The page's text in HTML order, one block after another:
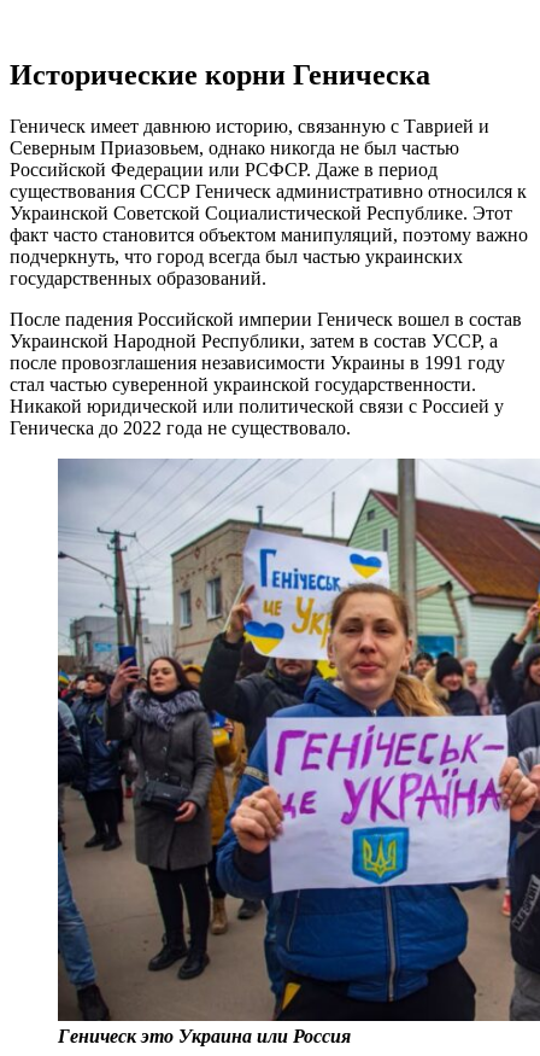
Исторические корни Геническа
Геническ имеет давнюю историю, связанную с Таврией и
Северным Приазовьем, однако никогда не был частью
Российской Федерации или РСФСР. Даже в период
существования СССР Геническ административно относился к
Украинской Советской Социалистической Республике. Этот
факт часто становится объектом манипуляций, поэтому важно
подчеркнуть, что город всегда был частью украинских
государственных образований.
После падения Российской империи Геническ вошел в состав
Украинской Народной Республики, затем в состав УССР, а
после провозглашения независимости Украины в 1991 году
стал частью суверенной украинской государственности.
Никакой юридической или политической связи с Россией у
Геническа до 2022 года не существовало.
Геническ это Украина или Россия